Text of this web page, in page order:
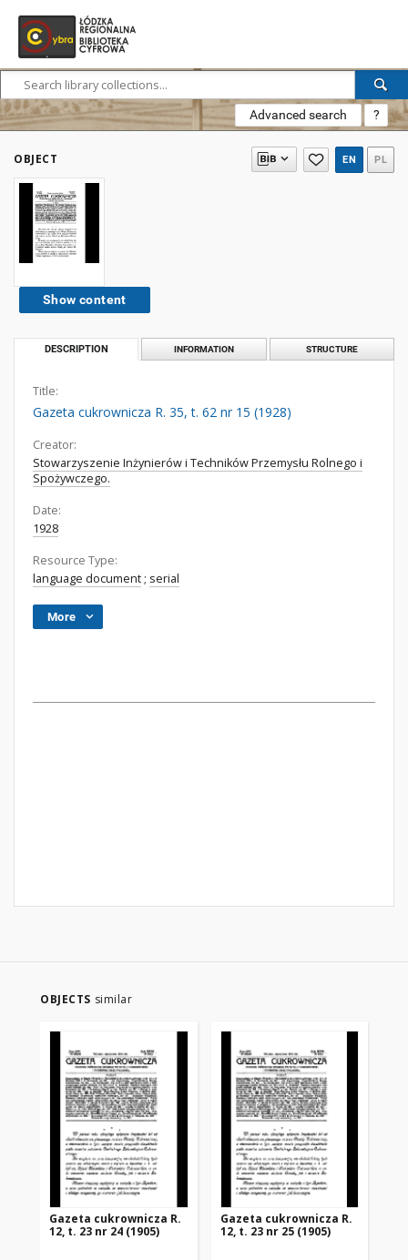
Advanced search ?
OBJECT EN PL
Show content
DESCRIPTION INFORMATION STRUCTURE
Title:
Gazeta cukrownicza R. 35, t. 62 nr 15 (1928)
Creator:
Stowarzyszenie Inżynierów i Techników Przemysłu Rolnego i
Spożywczego.
Date:
1928
Resource Type:
language document ; serial
More
OBJECTS similar
Gazeta cukrownicza R.
12, t. 23 nr 24 (1905)
Gazeta cukrownicza R.
12, t. 23 nr 25 (1905)